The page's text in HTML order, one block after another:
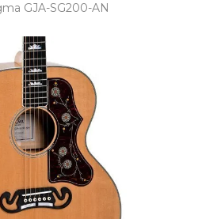
GJA-SG200-AN